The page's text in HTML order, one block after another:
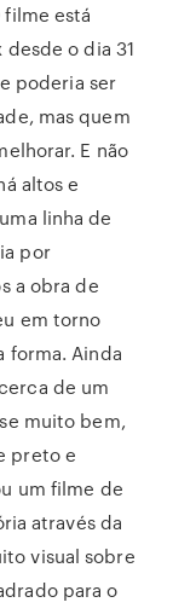
está
o dia 31
poderia ser
mas quem
E não
altos e
linha de
por
a obra de
em torno
forma. Ainda
de um
muito bem,
preto e
um filme de
através da
visual sobre
para o